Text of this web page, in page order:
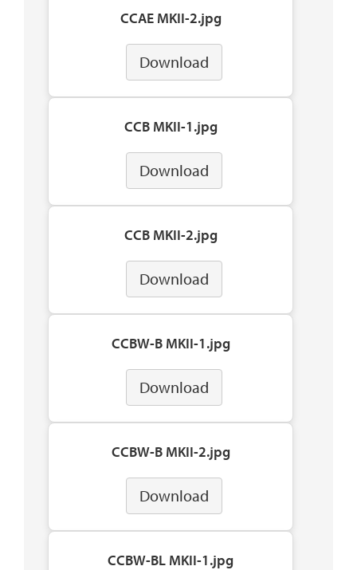
CCAE MKII-2.jpg
Download
CCB MKII-1.jpg
Download
CCB MKII-2.jpg
Download
CCBW-B MKII-1.jpg
Download
CCBW-B MKII-2.jpg
Download
CCBW-BL MKII-1.jpg